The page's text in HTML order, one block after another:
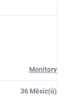
Monitory
36 Měsíc(ů)